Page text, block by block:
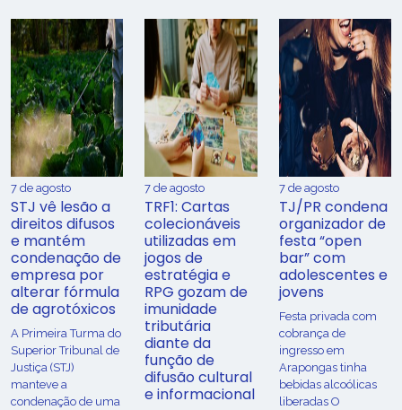
7 de agosto
STJ vê lesão a
direitos difusos
e mantém
condenação de
empresa por
alterar fórmula
de agrotóxicos
​A Primeira Turma do
Superior Tribunal de
Justiça (STJ)
manteve a
condenação de uma
7 de agosto
TRF1: Cartas
colecionáveis
utilizadas em
jogos de
estratégia e
RPG gozam de
imunidade
tributária
diante da
função de
difusão cultural
e informacional
7 de agosto
TJ/PR condena
organizador de
festa “open
bar” com
adolescentes e
jovens
Festa privada com
cobrança de
ingresso em
Arapongas tinha
bebidas alcoólicas
liberadas O